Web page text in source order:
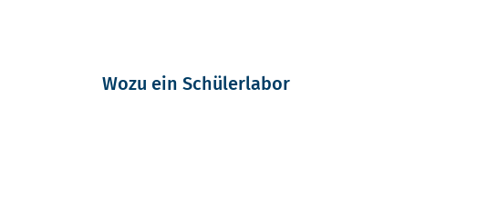
Wozu ein Schülerlabor